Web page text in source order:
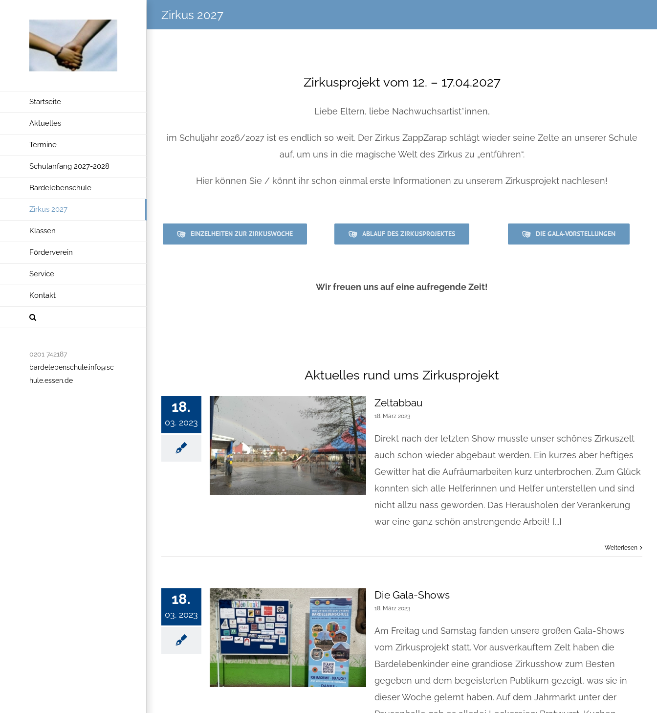
springen
Startseite
Aktuelles
Termine
Schulanfang 2027-2028
Bardelebenschule
Zirkus 2027
Klassen
Förderverein
Service
Kontakt
0201 742187
bardelebenschule.info@sc
hule.essen.de
Zirkus 2027
Zirkusprojekt vom 12. – 17.04.2027
Liebe Eltern, liebe Nachwuchsartist*innen,
im Schuljahr 2026/2027 ist es endlich so weit. Der Zirkus ZappZarap schlägt wieder seine Zelte an unserer Schule
auf, um uns in die magische Welt des Zirkus zu „entführen“.
Hier können Sie / könnt ihr schon einmal erste Informationen zu unserem Zirkusprojekt nachlesen!
EINZELHEITEN ZUR ZIRKUSWOCHE ABLAUF DES ZIRKUSPROJEKTES DIE GALA-VORSTELLUNGEN
Wir freuen uns auf eine aufregende Zeit!
Aktuelles rund ums Zirkusprojekt
18.
03. 2023
Zeltabbau
18. März 2023
Direkt nach der letzten Show musste unser schönes Zirkuszelt
auch schon wieder abgebaut werden. Ein kurzes aber heftiges
Gewitter hat die Aufräumarbeiten kurz unterbrochen. Zum Glück
konnten sich alle Helferinnen und Helfer unterstellen und sind
nicht allzu nass geworden. Das Herausholen der Verankerung
war eine ganz schön anstrengende Arbeit! [...]
Weiterlesen
18.
03. 2023
Die Gala-Shows
18. März 2023
Am Freitag und Samstag fanden unsere großen Gala-Shows
vom Zirkusprojekt statt. Vor ausverkauftem Zelt haben die
Bardelebenkinder eine grandiose Zirkusshow zum Besten
gegeben und dem begeisterten Publikum gezeigt, was sie in
dieser Woche gelernt haben. Auf dem Jahrmarkt unter der